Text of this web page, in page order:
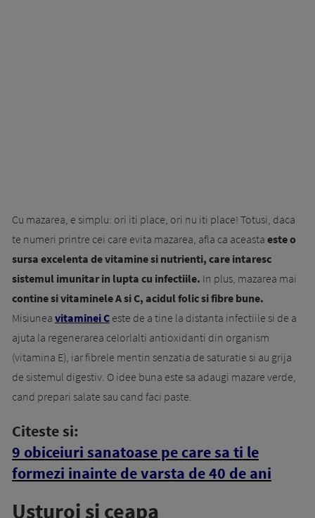
Cu mazarea, e simplu: ori iti place, ori nu iti place! Totusi, daca
te numeri printre cei care evita mazarea, afla ca aceasta este o
sursa excelenta de vitamine si nutrienti, care intaresc
sistemul imunitar in lupta cu infectiile. In plus, mazarea mai
contine si vitaminele A si C, acidul folic si fibre bune.
Misiunea vitaminei C este de a tine la distanta infectiile si de a
ajuta la regenerarea celorlalti antioxidanti din organism
(vitamina E), iar fibrele mentin senzatia de saturatie si au grija
de sistemul digestiv. O idee buna este sa adaugi mazare verde,
cand prepari salate sau cand faci paste.
Citeste si:
9 obiceiuri sanatoase pe care sa ti le
formezi inainte de varsta de 40 de ani
Usturoi si ceapa